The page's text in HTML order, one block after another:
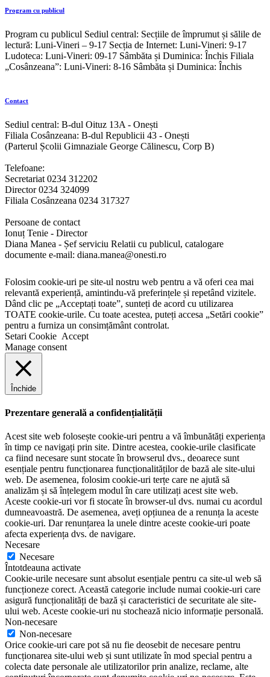
Program cu publicul
Program cu publicul Sediul central: Secțiile de împrumut și sălile de
lectură: Luni-Vineri – 9-17 Secția de Internet: Luni-Vineri: 9-17
Ludoteca: Luni-Vineri: 09-17 Sâmbăta și Duminica: Închis Filiala
„Cosânzeana”: Luni-Vineri: 8-16 Sâmbăta și Duminica: Închis
Contact
Sediul central: B-dul Oituz 13A - Onești
Filiala Cosânzeana: B-dul Republicii 43 - Onești
(Parterul Școlii Gimnaziale George Călinescu, Corp B)
Telefoane:
Secretariat 0234 312202
Director 0234 324099
Filiala Cosânzeana 0234 317327
Persoane de contact
Ionuț Tenie - Director
Diana Manea - Șef serviciu Relatii cu publicul, catalogare
documente e-mail: diana.manea@onesti.ro
Folosim cookie-uri pe site-ul nostru web pentru a vă oferi cea mai
relevantă experiență, amintindu-vă preferințele și repetând vizitele.
Dând clic pe „Acceptați toate”, sunteți de acord cu utilizarea
TOATE cookie-urile. Cu toate acestea, puteți accesa „Setări cookie”
pentru a furniza un consimțământ controlat.
Setari Cookie Accept
Manage consent
Închide
Prezentare generală a confidențialității
Acest site web folosește cookie-uri pentru a vă îmbunătăți experiența
în timp ce navigați prin site. Dintre acestea, cookie-urile clasificate
ca fiind necesare sunt stocate în browserul dvs., deoarece sunt
esențiale pentru funcționarea funcționalităților de bază ale site-ului
web. De asemenea, folosim cookie-uri terțe care ne ajută să
analizăm și să înțelegem modul în care utilizați acest site web.
Aceste cookie-uri vor fi stocate în browser-ul dvs. numai cu acordul
dumneavoastră. De asemenea, aveți opțiunea de a renunța la aceste
cookie-uri. Dar renunțarea la unele dintre aceste cookie-uri poate
afecta experiența dvs. de navigare.
Necesare
Necesare
Întotdeauna activate
Cookie-urile necesare sunt absolut esențiale pentru ca site-ul web să
funcționeze corect. Această categorie include numai cookie-uri care
asigură funcționalități de bază și caracteristici de securitate ale site-
ului web. Aceste cookie-uri nu stochează nicio informație personală.
Non-necesare
Non-necesare
Orice cookie-uri care pot să nu fie deosebit de necesare pentru
funcționarea site-ului web și sunt utilizate în mod special pentru a
colecta date personale ale utilizatorilor prin analize, reclame, alte